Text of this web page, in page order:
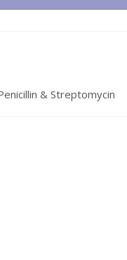
& Streptomycin